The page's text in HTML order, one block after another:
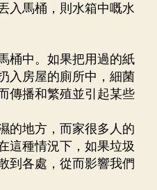
入馬桶，則水箱中嘅水
桶中。如果把用過的紙
入房屋的廁所中，細菌
傳播和繁殖並引起某些
的地方，而家很多人的
這種情況下，如果垃圾
到各處，從而影響我們